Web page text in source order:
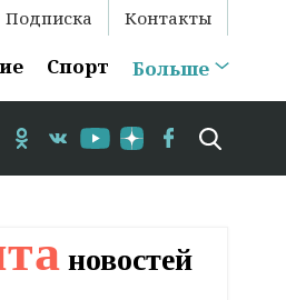
Подписка Контакты
Спорт Больше
Гродно временно
новостей